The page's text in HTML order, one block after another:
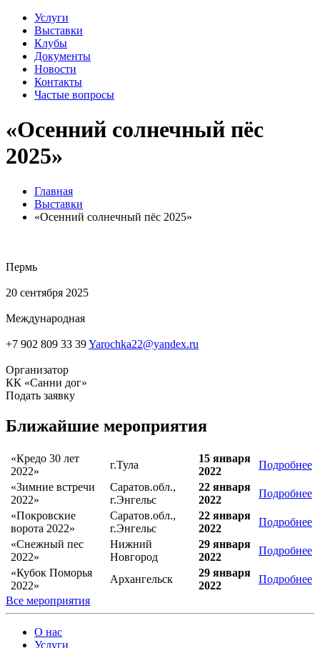
Услуги
Выставки
Клубы
Документы
Новости
Контакты
Частые вопросы
«Осенний солнечный пёс
2025»
Главная
Выставки
«Осенний солнечный пёс 2025»
Пермь
20 сентября 2025
Международная
+7 902 809 33 39Yarochka22@yandex.ru
Организатор
КК «Санни дог»
Подать заявку
Ближайшие мероприятия
«Кредо 30 лет
2022»
г.Тула
15 января
2022
Подробнее
«Зимние встречи
2022»
Саратов.обл.,
г.Энгельс
22 января
2022
Подробнее
«Покровские
ворота 2022»
Саратов.обл.,
г.Энгельс
22 января
2022
Подробнее
«Снежный пес
2022»
Нижний
Новгород
29 января
2022
Подробнее
«Кубок Поморья
2022»
Архангельск
29 января
2022
Подробнее
Все мероприятия
О нас
Услуги